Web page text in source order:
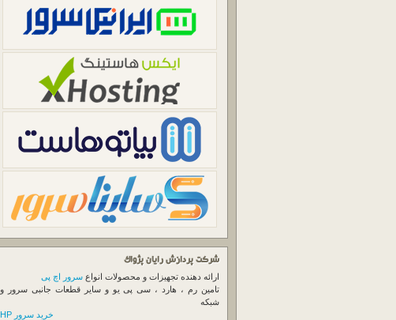
شرکت پردازش رایان پژواک
ارائه دهنده تجهیزات و محصولات انواع سرور اچ پی
تامین رم ، هارد ، سی پی یو و سایر قطعات جانبی سرور و
شبکه
خرید سرور HP